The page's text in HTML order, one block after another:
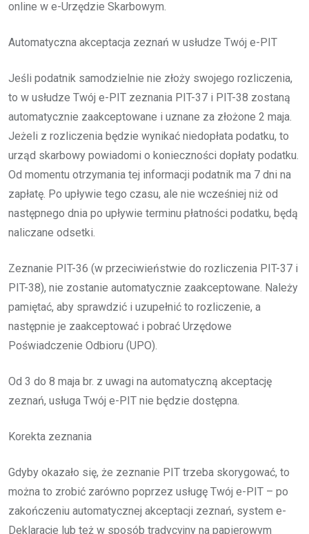
online w e-Urzędzie Skarbowym.
Automatyczna akceptacja zeznań w usłudze Twój e-PIT
Jeśli podatnik samodzielnie nie złoży swojego rozliczenia,
to w usłudze Twój e-PIT zeznania PIT-37 i PIT-38 zostaną
automatycznie zaakceptowane i uznane za złożone 2 maja.
Jeżeli z rozliczenia będzie wynikać niedopłata podatku, to
urząd skarbowy powiadomi o konieczności dopłaty podatku.
Od momentu otrzymania tej informacji podatnik ma 7 dni na
zapłatę. Po upływie tego czasu, ale nie wcześniej niż od
następnego dnia po upływie terminu płatności podatku, będą
naliczane odsetki.
Zeznanie PIT-36 (w przeciwieństwie do rozliczenia PIT-37 i
PIT-38), nie zostanie automatycznie zaakceptowane. Należy
pamiętać, aby sprawdzić i uzupełnić to rozliczenie, a
następnie je zaakceptować i pobrać Urzędowe
Poświadczenie Odbioru (UPO).
Od 3 do 8 maja br. z uwagi na automatyczną akceptację
zeznań, usługa Twój e-PIT nie będzie dostępna.
Korekta zeznania
Gdyby okazało się, że zeznanie PIT trzeba skorygować, to
można to zrobić zarówno poprzez usługę Twój e-PIT – po
zakończeniu automatycznej akceptacji zeznań, system e-
Deklaracje lub też w sposób tradycyjny na papierowym